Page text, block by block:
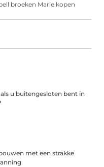
broeken Marie kopen
u buitengesloten bent in
met een strakke